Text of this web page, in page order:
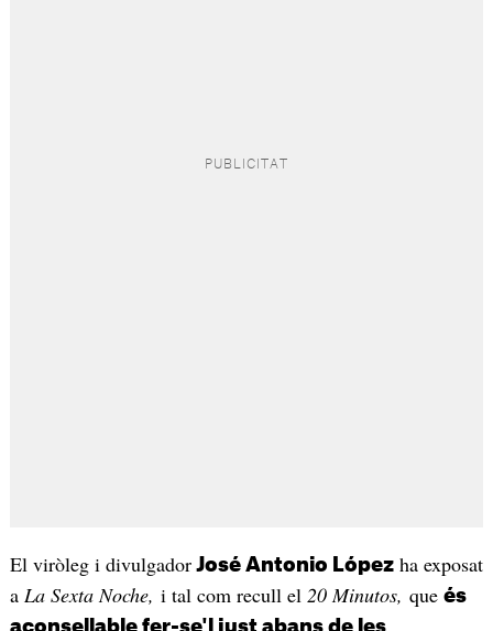
El viròleg i divulgadorJosé Antonio Lópezha exposat
aLa Sexta Noche, i tal com recull el 20 Minutos, que és
aconsellable fer-se'l just abans de les